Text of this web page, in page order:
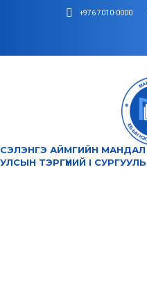
+976 7010-0000
СЭЛЭНГЭ АЙМГИЙН
УЛСЫН ТЭРГҮҮНИЙ I СУРГУУЛЬ